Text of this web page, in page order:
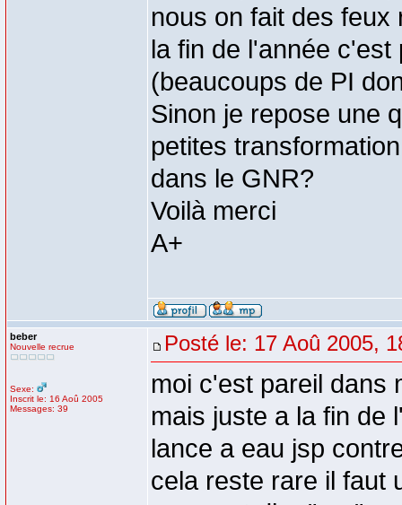
nous on fait des feux
la fin de l'année
(beaucoups de PI
Sinon je repose une
petites
dans le GNR?
Voilà merci
A+
beber
Nouvelle recrue
Sexe:
Inscrit le: 16 Aoû 2005
Messages: 39
Posté le: 17 Aoû 2005,
moi c'est pareil dans
mais juste a la fin de
lance a eau jsp
cela reste rare il faut